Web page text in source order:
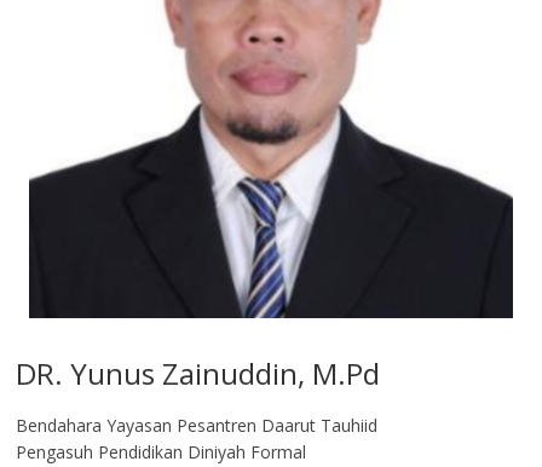
DR. Yunus Zainuddin, M.Pd
Bendahara Yayasan Pesantren Daarut Tauhiid
Pengasuh Pendidikan Diniyah Formal